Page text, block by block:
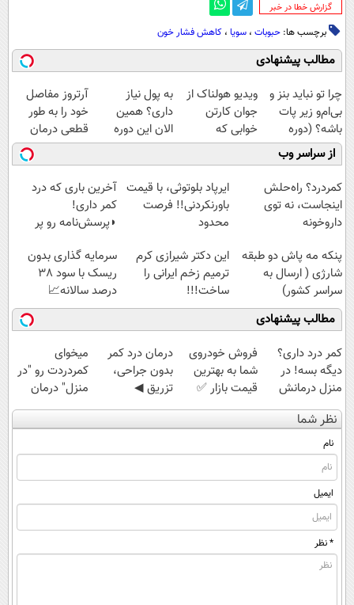
‌گزارش خطا در خبر
برچسب ها: حبوبات ، سویا ، کاهش فشار خون
مطالب پیشنهادی
چرا تو نباید بنز و
بی‌ام‌و زیر پات
باشه؟ (دوره
رایگان درآمد
میلیاردی)
ویدیو هولناک از
جوان کارتن
خوابی که
میلیاردر شد.
آموزش رایگان
به پول نیاز
داری؟ همین
الان این دوره
رایگان رو شرکت
کن تا دیر نشده!
آرتروز مفاصل
خود را به طور
قطعی درمان
کنید!
◗پرسش‌نامه◖
از سراسر وب
کمردرد؟ راه‌حلش
اینجاست، نه توی
داروخونه
ایرپاد بلوتوثی، با قیمت
باورنکردنی!! فرصت
محدود
آخرین باری که درد
کمر داری!
◗پرسش‌نامه رو پر
پنکه مه پاش دو طبقه
شارژی ( ارسال به
سراسر کشور)
این دکتر شیرازی کرم
ترمیم زخم ایرانی را
ساخت!!!
سرمایه گذاری بدون
ریسک با سود 38
درصد سالانه📈
مطالب پیشنهادی
کمر درد داری؟
دیگه بسه! در
منزل درمانش
کن
(◀پرسش‌نامه)
فروش خودروی
شما به بهترین
قیمت بازار ✅
درمان درد کمر
بدون جراحی،
تزریق ◀
پرسش‌نامه رو پر
کن ▶
میخوای
کمردردت رو "در
منزل" درمان
کنی؟ (◂فیلم +
◂پرسش‌نامه)
نظر شما
نام
ایمیل
* نظر